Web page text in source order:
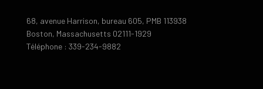
68, avenue Harrison, bureau 605, PMB 113938
Boston, Massachusetts 02111-1929
Téléphone : 339-234-9882